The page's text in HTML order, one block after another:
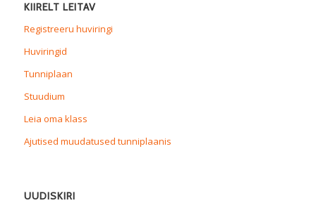
KIIRELT LEITAV
Registreeru huviringi
Huviringid
Tunniplaan
Stuudium
Leia oma klass
Ajutised muudatused tunniplaanis
UUDISKIRI